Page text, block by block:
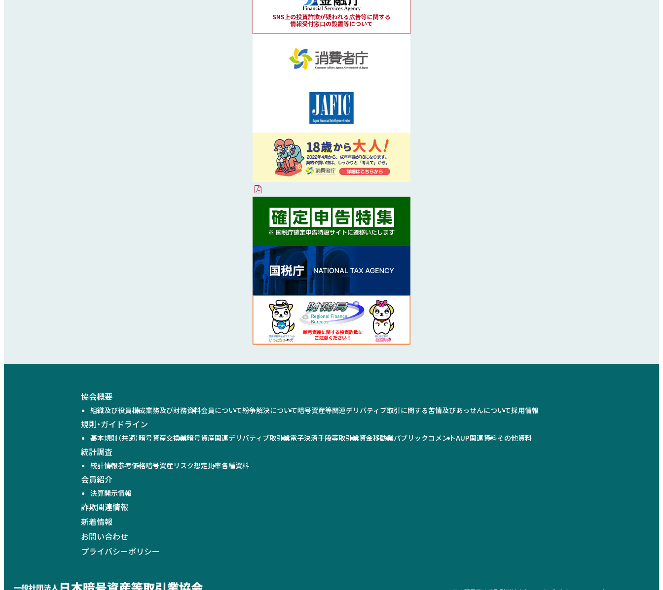
協会概要
組織及び役員構成業務及び財務資料会員について紛争解決について暗号資産等関連デリバティブ取引に関する苦情及びあっせんについて採用情報
規則・ガイドライン
基本規則（共通）暗号資産交換業暗号資産関連デリバティブ取引業電子決済手段等取引業資金移動業パブリックコメントAUP関連資料その他資料
統計調査
統計情報参考価格暗号資産リスク想定比率各種資料
会員紹介
決算開示情報
詐欺関連情報
新着情報
お問い合わせ
プライバシーポリシー